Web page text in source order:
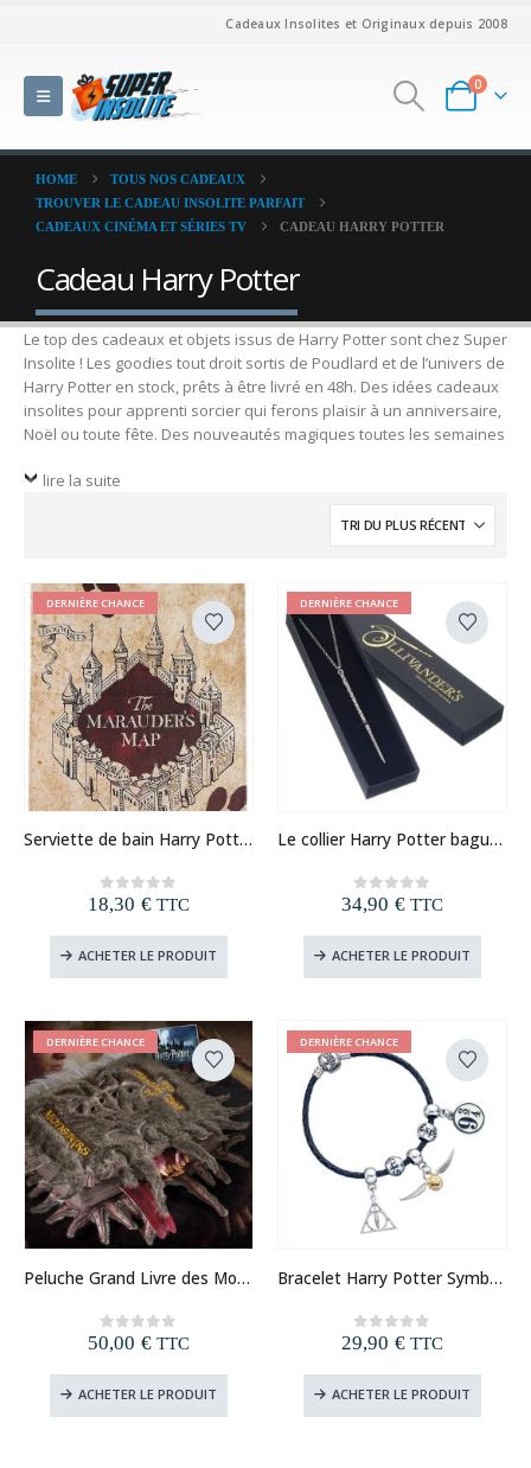
Cadeaux Insolites et Originaux depuis 2008
0
HOME
TOUS NOS CADEAUX
TROUVER LE CADEAU INSOLITE PARFAIT
CADEAUX CINÉMA ET SÉRIES TV
CADEAU HARRY POTTER
Cadeau Harry Potter
Le top des cadeaux et objets issus de Harry Potter sont chez Super
Insolite ! Les goodies tout droit sortis de Poudlard et de l’univers de
Harry Potter en stock, prêts à être livré en 48h. Des idées cadeaux
insolites pour apprenti sorcier qui ferons plaisir à un anniversaire,
Noël ou toute fête. Des nouveautés magiques toutes les semaines
lire la suite
DERNIÈRE CHANCE
Serviette de bain Harry Potter la carte du Maraudeur
0 out of 5
18,30 € TTC
ACHETER LE PRODUIT
DERNIÈRE CHANCE
Le collier Harry Potter baguette d’Hermione Granger
0 out of 5
34,90 € TTC
ACHETER LE PRODUIT
DERNIÈRE CHANCE
Peluche Grand Livre des Monstres Harry Potter
0 out of 5
50,00 € TTC
ACHETER LE PRODUIT
DERNIÈRE CHANCE
Bracelet Harry Potter Symboles
0 out of 5
29,90 € TTC
ACHETER LE PRODUIT